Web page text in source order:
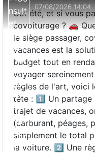
07/08/2026 14:04
Cet été, et si vous
covoiturage ? 🚗
le siège passager,
vacances est la
budget tout en
voyager
règles de l'art, voici
tête : 1️⃣ Un partage
trajet de vacances,
(carburant, péages,
simplement le total
la voiture. 2️⃣ Une